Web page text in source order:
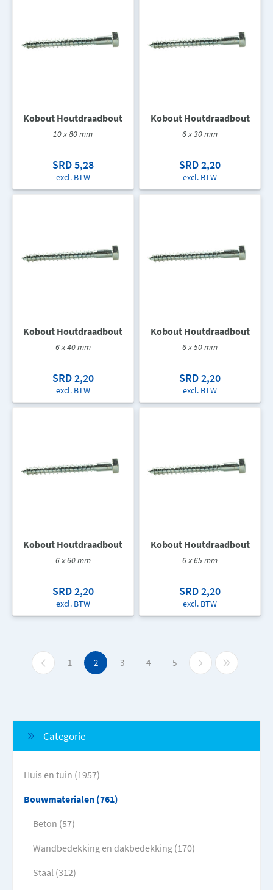
Kobout Houtdraadbout
10 x 80 mm
SRD 5,28
excl. BTW
Kobout Houtdraadbout
6 x 30 mm
SRD 2,20
excl. BTW
Kobout Houtdraadbout
6 x 40 mm
SRD 2,20
excl. BTW
Kobout Houtdraadbout
6 x 50 mm
SRD 2,20
excl. BTW
Kobout Houtdraadbout
6 x 60 mm
SRD 2,20
excl. BTW
Kobout Houtdraadbout
6 x 65 mm
SRD 2,20
excl. BTW
1 2 3 4 5
Categorie
Huis en tuin (1957)
Bouwmaterialen (761)
Beton (57)
Wandbedekking en dakbedekking (170)
Staal (312)